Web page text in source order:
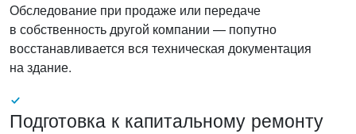
Обследование при продаже или передаче
в собственность другой компании — попутно
восстанавливается вся техническая документация
на здание.
Подготовка к капитальному ремонту